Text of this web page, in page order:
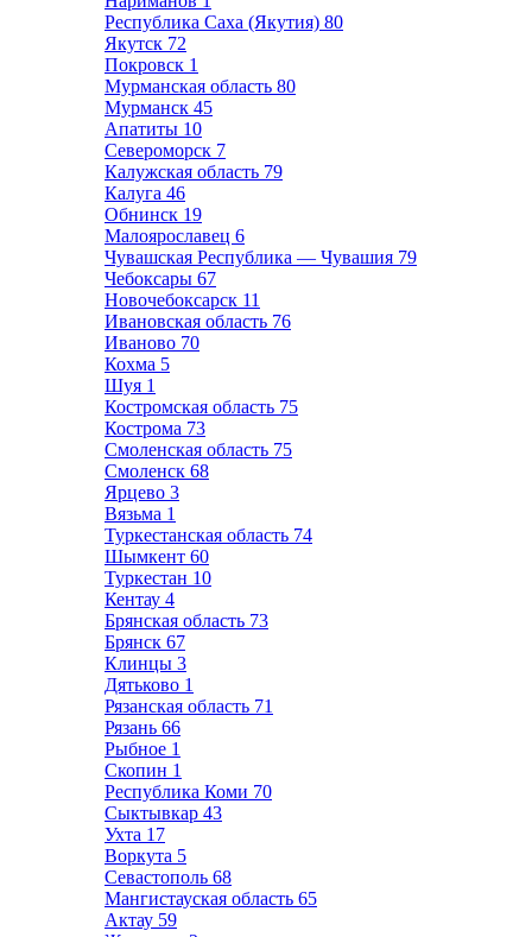
Республика Саха (Якутия) 80
Якутск 72
Покровск 1
Мурманская область 80
Мурманск 45
Апатиты 10
Североморск 7
Калужская область 79
Калуга 46
Обнинск 19
Малоярославец 6
Чувашская Республика — Чувашия 79
Чебоксары 67
Новочебоксарск 11
Ивановская область 76
Иваново 70
Кохма 5
Шуя 1
Костромская область 75
Кострома 73
Смоленская область 75
Смоленск 68
Ярцево 3
Вязьма 1
Туркестанская область 74
Шымкент 60
Туркестан 10
Кентау 4
Брянская область 73
Брянск 67
Клинцы 3
Дятьково 1
Рязанская область 71
Рязань 66
Рыбное 1
Скопин 1
Республика Коми 70
Сыктывкар 43
Ухта 17
Воркута 5
Севастополь 68
Мангистауская область 65
Актау 59